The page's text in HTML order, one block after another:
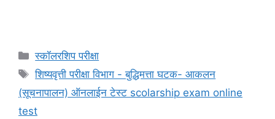
Categories
स्कॉलरशिप परीक्षा
Tags
शिष्यवृत्ती परीक्षा विभाग - बुद्धिमत्ता घटक- आकलन
(सूचनापालन) ऑनलाईन टेस्ट scolarship exam online
test